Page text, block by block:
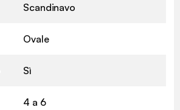
Scandinavo
Ovale
Sì
4 a 6